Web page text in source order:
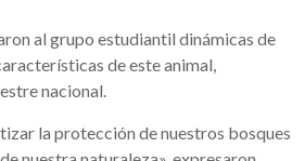
al grupo estudiantil dinámicas de
de este animal,
nacional.
la protección de nuestros bosques